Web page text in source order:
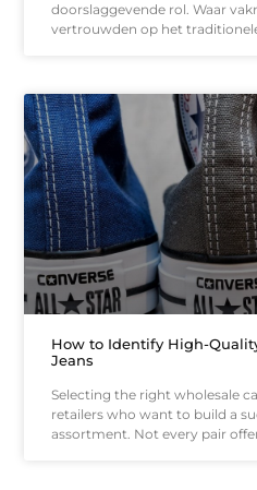
doorslaggevende rol. Waar
vertrouwden op het
How to Identify High-
Jeans
Selecting the right wholesale
retailers who want to build a
assortment. Not every pair